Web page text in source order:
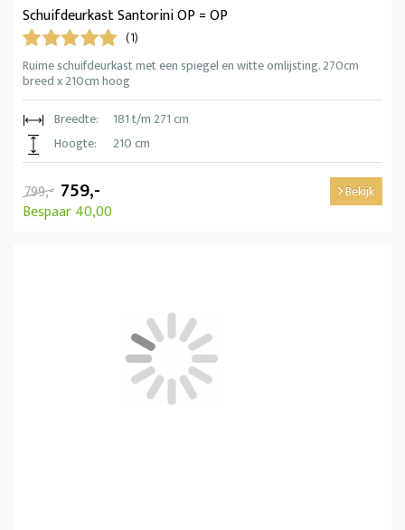
Schuifdeurkast Santorini OP = OP
(1)
Ruime schuifdeurkast met een spiegel en witte omlijsting. 270cm
breed x 210cm hoog
Breedte:
181 t/m 271 cm
Hoogte:
210 cm
799,- 759,-
Bespaar 40,00
Bekijk